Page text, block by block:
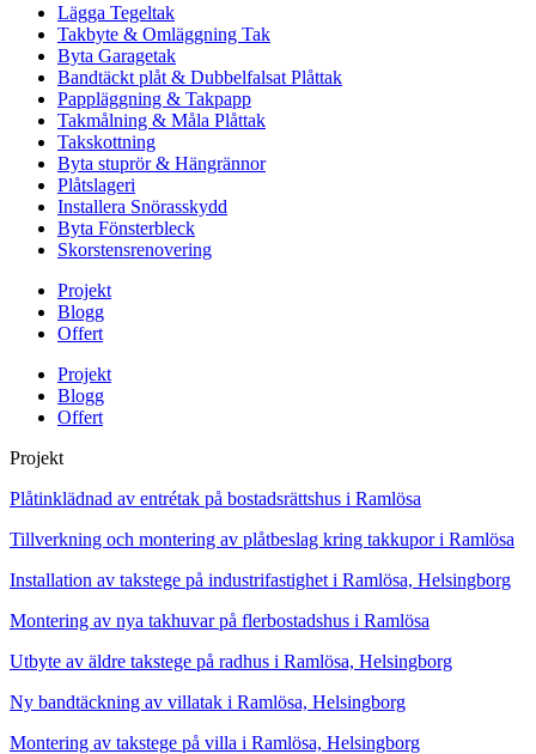
Lägga Tegeltak
Takbyte & Omläggning Tak
Byta Garagetak
Bandtäckt plåt & Dubbelfalsat Plåttak
Pappläggning & Takpapp
Takmålning & Måla Plåttak
Takskottning
Byta stuprör & Hängrännor
Plåtslageri
Installera Snörasskydd
Byta Fönsterbleck
Skorstensrenovering
Projekt
Blogg
Offert
Projekt
Blogg
Offert
Projekt
Plåtinklädnad av entrétak på bostadsrättshus i Ramlösa
Tillverkning och montering av plåtbeslag kring takkupor i Ramlösa
Installation av takstege på industrifastighet i Ramlösa, Helsingborg
Montering av nya takhuvar på flerbostadshus i Ramlösa
Utbyte av äldre takstege på radhus i Ramlösa, Helsingborg
Ny bandtäckning av villatak i Ramlösa, Helsingborg
Montering av takstege på villa i Ramlösa, Helsingborg